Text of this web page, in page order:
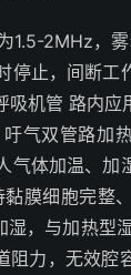
1.5-2MHz，
止，间断工
机管 路内
气双管路加
气体加温、
膜细胞完整
，与加热型
力，无效腔